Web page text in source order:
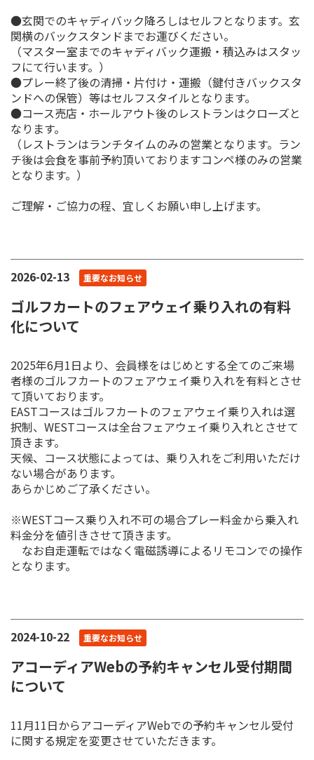
●玄関でのキャディバック降ろしはセルフとなります。玄
関横のバックスタンドまでお運びください。
（マスター室までのキャディバック運搬・積込みはスタッ
フにて行います。）
●プレー終了後の清掃・片付け・運搬（鍵付きバックスタ
ンドへの保管）等はセルフスタイルとなります。
●コース売店・ホールアウト後のレストランはクローズと
なります。
（レストランはランチタイムのみの営業となります。ラン
チ後は会食を事前予約頂いておりますコンペ様のみの営業
となります。）
ご理解・ご協力の程、宜しくお願い申し上げます。
2026-02-13 重要なお知らせ
ゴルフカートのフェアウェイ乗り入れの有料
化について
2025年6月1日より、会員様をはじめとする全てのご来場
者様のゴルフカートのフェアウェイ乗り入れを有料とさせ
て頂いております。
EASTコースはゴルフカートのフェアウェイ乗り入れは選
択制、WESTコースは全台フェアウェイ乗り入れとさせて
頂きます。
天候、コース状態によっては、乗り入れをご利用いただけ
ない場合があります。
あらかじめご了承ください。
※WESTコース乗り入れ不可の場合プレー料金から乗入れ
料金分を値引きさせて頂きます。
なお自走運転ではなく電磁誘導によるリモコンでの操作
となります。
2024-10-22 重要なお知らせ
アコーディアWebの予約キャンセル受付期間
について
11月11日からアコーディアWebでの予約キャンセル受付
に関する規定を変更させていただきます。